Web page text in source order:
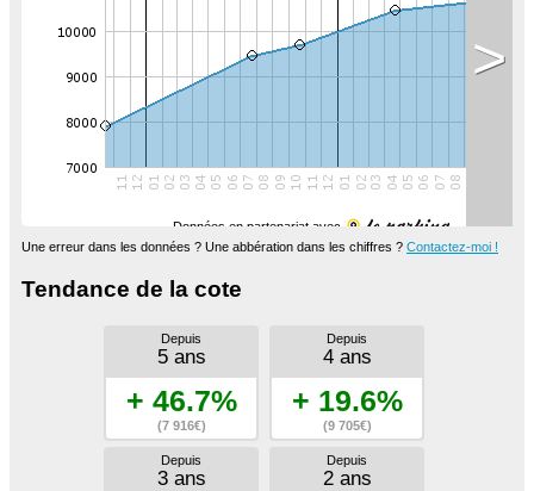
Données en partenariat avec
>
Une erreur dans les données ? Une abbération dans les chiffres ? Contactez-moi !
Tendance de la cote
Depuis
5 ans
+ 46.7%
(7 916€)
Depuis
4 ans
+ 19.6%
(9 705€)
Depuis
3 ans
Depuis
2 ans